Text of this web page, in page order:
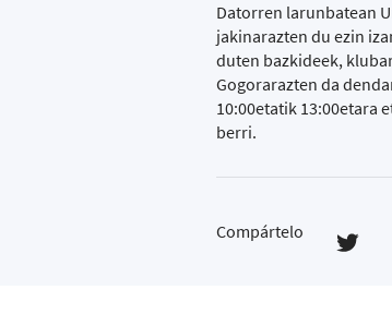
Datorren larunbatean
jakinarazten du ezin
duten bazkideek,
Gogorarazten da
10:00etatik 13:00etara
berri.
Compártelo